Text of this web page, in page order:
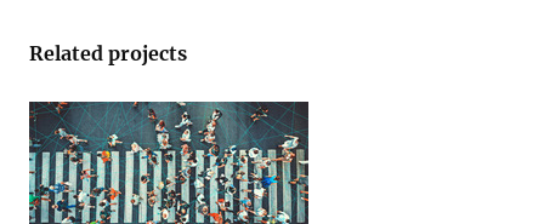
Related projects